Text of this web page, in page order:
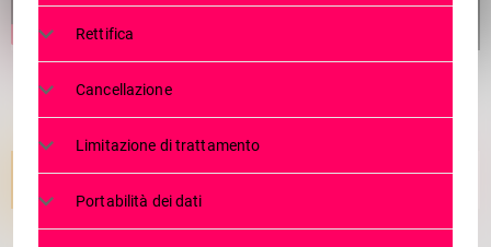
Rettifica
Cancellazione
Limitazione di trattamento
Portabilità dei dati